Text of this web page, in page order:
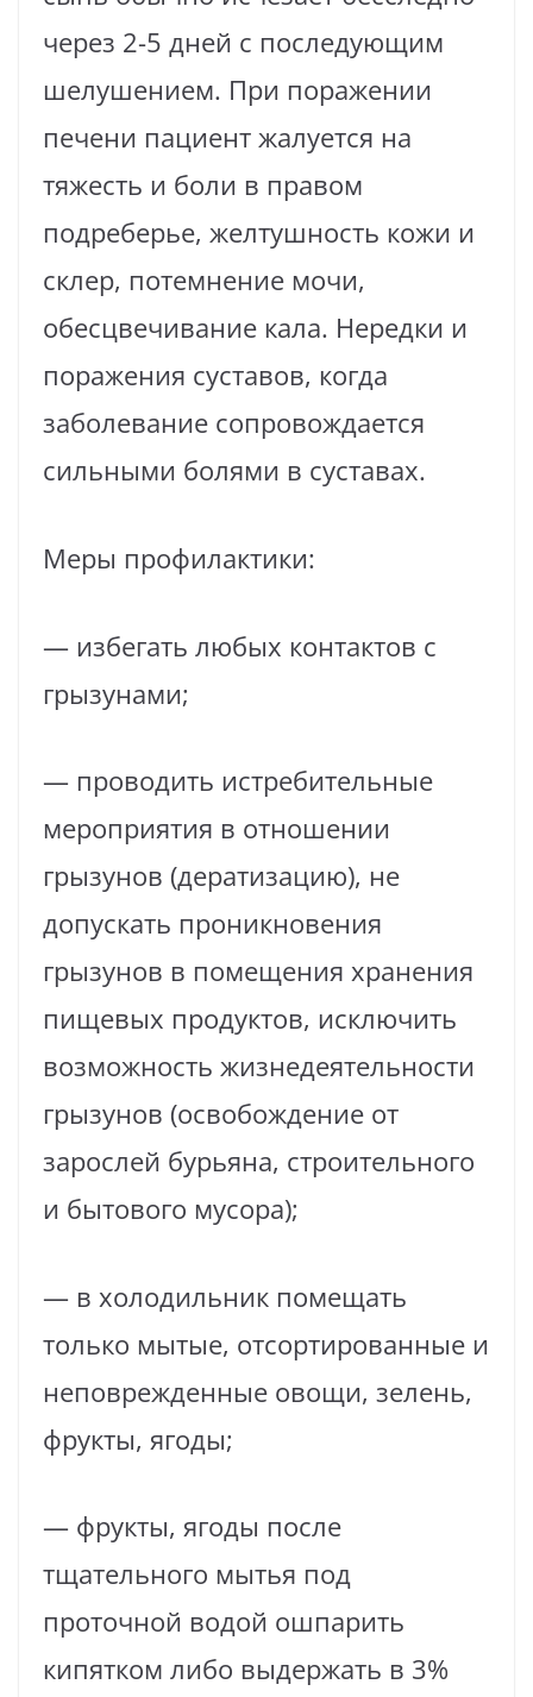
через 2-5 дней с последующим
шелушением. При поражении
печени пациент жалуется на
тяжесть и боли в правом
подреберье, желтушность кожи и
склер, потемнение мочи,
обесцвечивание кала. Нередки и
поражения суставов, когда
заболевание сопровождается
сильными болями в суставах.
Меры профилактики:
— избегать любых контактов с
грызунами;
— проводить истребительные
мероприятия в отношении
грызунов (дератизацию), не
допускать проникновения
грызунов в помещения хранения
пищевых продуктов, исключить
возможность жизнедеятельности
грызунов (освобождение от
зарослей бурьяна, строительного
и бытового мусора);
— в холодильник помещать
только мытые, отсортированные и
неповрежденные овощи, зелень,
фрукты, ягоды;
— фрукты, ягоды после
тщательного мытья под
проточной водой ошпарить
кипятком либо выдержать в 3%